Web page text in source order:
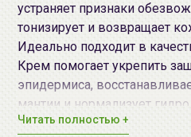
устраняет признаки
тонизирует и возвращает
Идеально подходит в
Крем помогает укрепить
эпидермиса,
мантии и нормализует
Питает, борется с сухостью
Читать полностью +